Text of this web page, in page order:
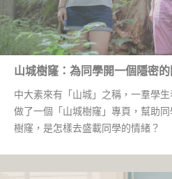
山城樹窿：為同學開一個隱密
中大素來有「山城」之稱，一羣學
做了一個「山城樹窿」專頁，幫助
樹窿，是怎樣去盛載同學的情緒？